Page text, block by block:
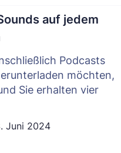
auf jedem
Podcasts
möchten,
Sie erhalten vier
Juni 2024